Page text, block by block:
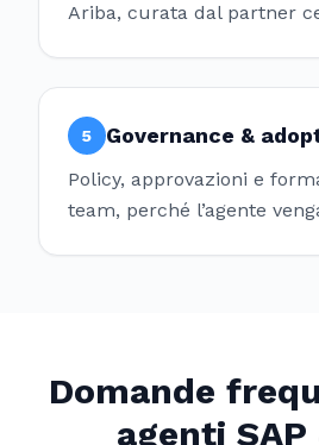
Ariba, curata dal partner
5 Governance &
Policy, approvazioni e
team, perché l’agente
Domande
agenti